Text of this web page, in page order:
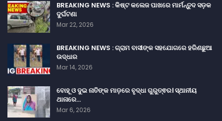
BREAKING NEWS : କିଷ୍ଟ କଲେଜ ପାଖରେ ମାର୍ମନ୍ତୁଦ ସଡ଼କ
ଦୁର୍ଘଟଣା
Mar 22, 2026
BREAKING NEWS : ଗ୍ରାମ ବାସୀଙ୍କ ସହଯୋଗରେ ହରିଣଛୁଆ
ଉଦ୍ଧାର
Mar 14, 2026
ବୋହୂ ଓ ଦୁଇ ନାତିଙ୍କ ମାଡ଼ରେ ବୃଦ୍ଧା ଗୁରୁତ୍ଵର। ସ୍ଥାନୀୟ
ଥାନାରେ…
Mar 6, 2026